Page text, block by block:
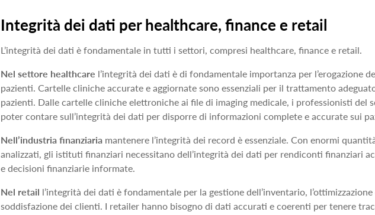
Integrità dei dati per healthcare, finance e retail
L’integrità dei dati è fondamentale in tutti i settori, compresi healthcare, finance e retail.
Nel settore healthcare l’integrità dei dati è di fondamentale importanza per l’erogazione
pazienti. Cartelle cliniche accurate e aggiornate sono essenziali per il trattamento
pazienti. Dalle cartelle cliniche elettroniche ai file di imaging medicale, i professionisti del
poter contare sull’integrità dei dati per disporre di informazioni complete e accurate sui
Nell’industria finanziaria mantenere l’integrità dei record è essenziale. Con enormi
analizzati, gli istituti finanziari necessitano dell’integrità dei dati per rendiconti finanziari
e decisioni finanziarie informate.
Nel retail l’integrità dei dati è fondamentale per la gestione dell’inventario,
soddisfazione dei clienti. I retailer hanno bisogno di dati accurati e coerenti per tenere